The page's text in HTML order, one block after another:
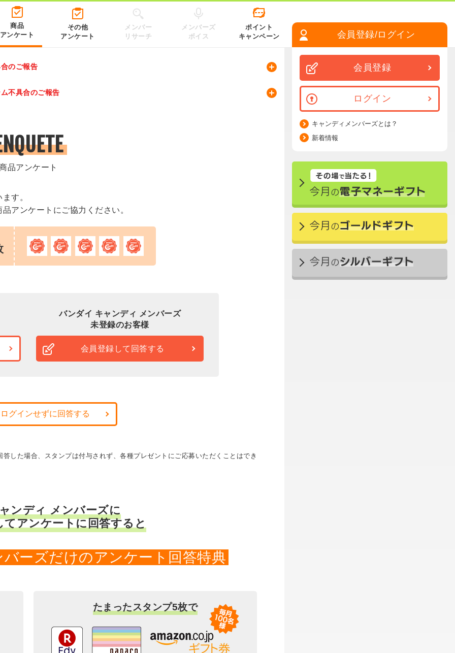
商品
アンケート
その他
アンケート
メンバー
リサーチ
メンバーズ
ボイス
ポイント
キャンペーン
のご報告
不具合のご報告
品アンケート
す。
アンケートにご協力ください。
バンダイ キャンディ メンバーズ
未登録のお客様
会員登録して回答する
グインせずに回答する
した場合、スタンプは付与されず、各種プレゼントにご応募いただくことはでき
ンディ メンバーズに
アンケートに回答すると
ーズだけのアンケート回答特典
たまったスタンプ5枚で
会員登録/ログイン
会員登録
ログイン
キャンディメンバーズとは？
新着情報